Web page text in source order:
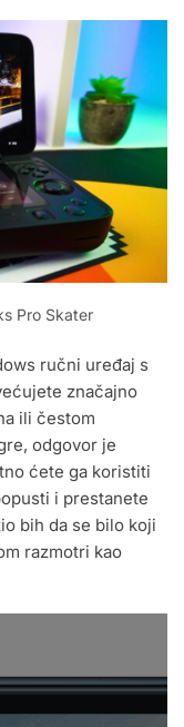
Pro Skater
ručni uređaj s
značajno
ili čestom
odgovor je
ćete ga koristiti
i prestanete
bih da se bilo koji
razmotri kao